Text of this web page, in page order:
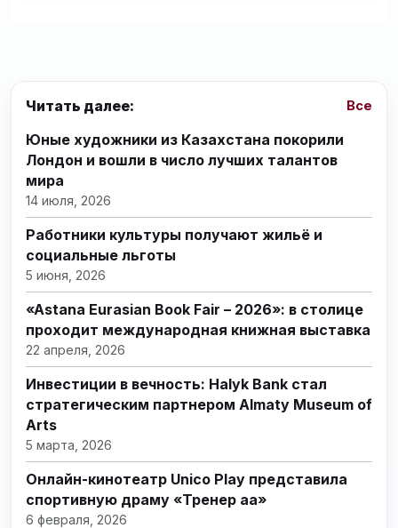
Читать далее: Все
Юные художники из Казахстана покорили
Лондон и вошли в число лучших талантов
мира
14 июля, 2026
Работники культуры получают жильё и
социальные льготы
5 июня, 2026
«Astana Eurasian Book Fair – 2026»: в столице
проходит международная книжная выставка
22 апреля, 2026
Инвестиции в вечность: Halyk Bank стал
стратегическим партнером Almaty Museum of
Arts
5 марта, 2026
Онлайн-кинотеатр Unico Play представила
спортивную драму «Тренер аға»
6 февраля, 2026